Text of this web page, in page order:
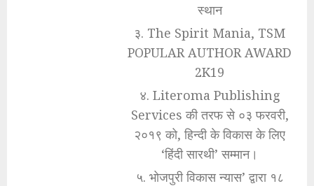
स्थान
३. The Spirit Mania, TSM
POPULAR AUTHOR AWARD
2K19
४. Literoma Publishing
Services की तरफ से ०३ फरवरी,
२०१९ को, हिन्दी के विकास के लिए
‘हिंदी सारथी’ सम्मान।
५. भोजपुरी विकास न्यास’ द्वारा १८